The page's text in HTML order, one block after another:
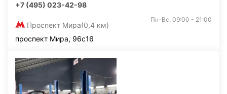
+7 (495) 023-42-98
Проспект Мира(0,4 км)
Пн-Вс: 09:00 - 21:00
проспект Мира, 96с16